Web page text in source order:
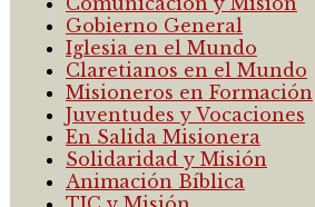
Gobierno General
Iglesia en el Mundo
Claretianos en el Mundo
Misioneros en Formación
Juventudes y Vocaciones
En Salida Misionera
Solidaridad y Misión
Animación Bíblica